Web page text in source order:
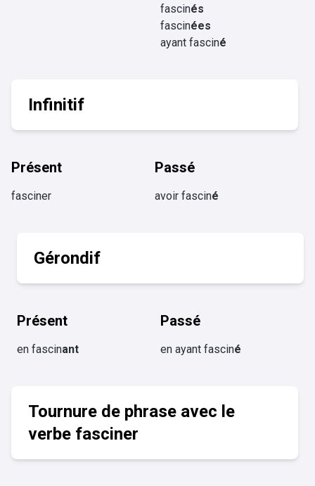
fascinés
fascinées
ayant fasciné
Infinitif
Présent
fasciner
Passé
avoir fasciné
Gérondif
Présent
en fascinant
Passé
en ayant fasciné
Tournure de phrase avec le
verbe fasciner